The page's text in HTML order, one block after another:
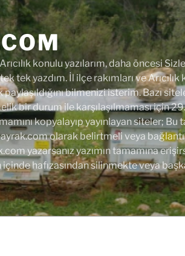
konulu yazılarım, daha öncesi
tek yazdım. İl ilçe rakımları ve Arıcılık
bilmenizi isterim. Bazı
bir durum ile karşılaşılmaması için
kopyalayıp yayınlayan siteler; Bu
olarak belirtmeli veya
yazarsanız yazımın tamamına
hafızasından silinmekte veya